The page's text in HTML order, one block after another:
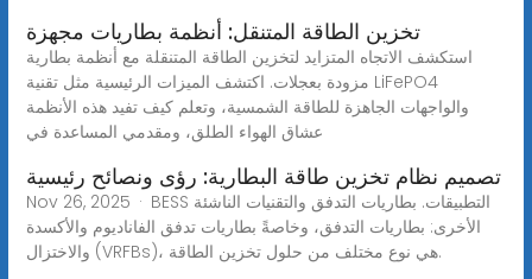
تخزين الطاقة المتنقل: أنظمة بطاريات مجهزة
استكشف الاتجاه المتزايد لتخزين الطاقة المتنقلة مع أنظمة بطارية
مزودة بعجلات. اكتشف الميزات الرئيسية مثل تقنية LiFePO4
والواجهات الجاهزة للطاقة الشمسية، وتعلم كيف تفيد هذه الأنظمة
عشاق الهواء الطلق، ومقدمي المساعدة في
تصميم نظام تخزين طاقة البطارية: رؤى ونصائح رئيسية
Nov 26, 2025 · BESS التطبيقات. بطاريات التدفق والتقنيات الناشئة
الأخرى: بطاريات التدفق، وخاصةً بطاريات تدفق الفاناديوم والأكسدة
والاختزال (VRFBs)، هي نوع مختلف من حلول تخزين الطاقة.